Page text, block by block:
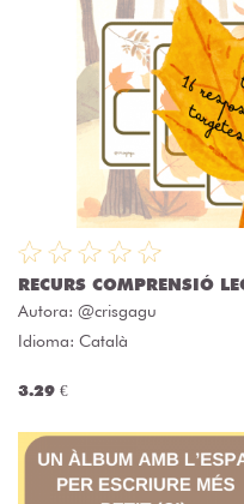
RECURS COMPRENSIÓ
Autora: @crisgagu
Idioma: Català
3.29 €